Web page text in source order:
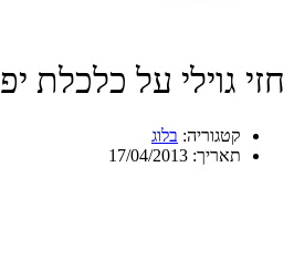
חזי גוילי על כלכלת יפן –
קטגוריה: בלוג
תאריך: 17/04/2013